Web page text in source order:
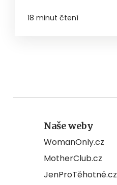
18 minut čtení
Naše weby
WomanOnly.cz
MotherClub.cz
JenProTěhotné.cz